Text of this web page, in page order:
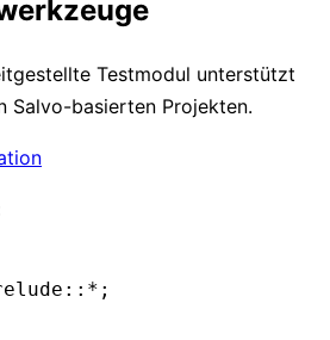
Testmodul unterstützt
Salvo-basierten Projekten.
::* ;